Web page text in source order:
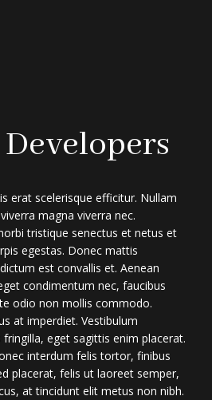
Developers
erat scelerisque efficitur. Nullam
magna viverra nec.
tristique senectus et netus et
egestas. Donec mattis
est convallis et. Aenean
condimentum nec, faucibus
odio non mollis commodo.
at imperdiet. Vestibulum
eget sagittis enim placerat.
interdum felis tortor, finibus
placerat, felis ut laoreet semper,
at tincidunt elit metus non nibh.